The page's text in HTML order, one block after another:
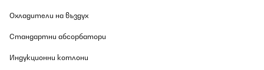
Охладители на въздух
Стандартни абсорбатори
Индукционни котлони